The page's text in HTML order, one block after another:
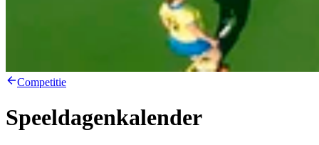
Competitie
Speeldagen­kalender